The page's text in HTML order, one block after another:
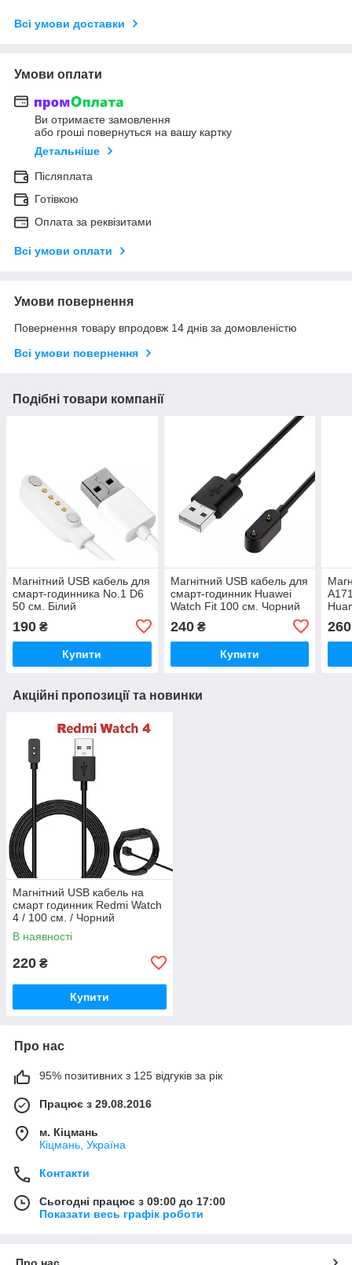
Всі умови доставки
Умови оплати
Ви отримаєте замовлення
або гроші повернуться на вашу картку
Детальніше
Післяплата
Готівкою
Оплата за реквізитами
Всі умови оплати
Умови повернення
Повернення товару впродовж 14 днів за домовленістю
Всі умови повернення
Подібні товари компанії
Магнітний USB кабель для
смарт-годинника No.1 D6
50 см. Білий
190 ₴
Купити
Магнітний USB кабель для
смарт-годинник Huawei
Watch Fit 100 см. Чорний
240₴
Купити
260
Акційні пропозиції та новинки
Магнітний USB кабель на
смарт годинник Redmi Watch
4 / 100 см. / Чорний
В наявності
220 ₴
Купити
Про нас
95% позитивних з 125 відгуків за рік
Працює з 29.08.2016
м. Кіцмань
Кіцмань, Україна
Контакти
Сьогодні працює з 09:00 до 17:00
Показати весь графік роботи